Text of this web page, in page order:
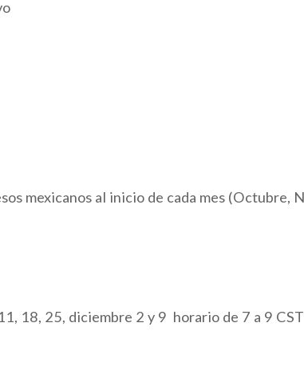
mexicanos al inicio de cada mes (Octubre,
18, 25, diciembre 2 y 9 horario de 7 a 9